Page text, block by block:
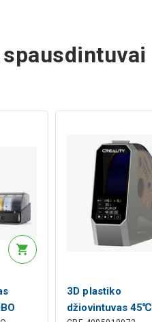
3D plastiko
džiovintuvas